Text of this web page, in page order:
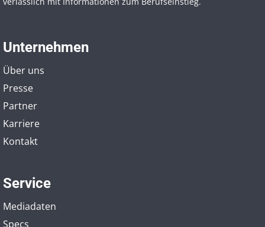
Unternehmen
Über uns
Presse
Partner
Karriere
Kontakt
Service
Mediadaten
Specs